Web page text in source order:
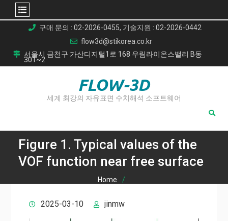
content
구매 문의 : 02-2026-0455, 기술지원 : 02-2026-0442
flow3d@stikorea.co.kr
서울시 금천구 가산디지털1로 168 우림라이온스밸리 B동
301~2
FLOW-3D
세계 최강의 자유표면 수치해석 소프트웨어
Figure 1. Typical values of the
VOF function near free surface
Home
surface
2025-03-10 jinmw